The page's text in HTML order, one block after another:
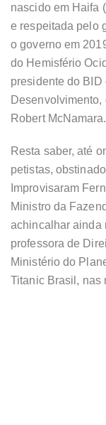
nascido em Haifa
e respeitada pelo
o governo em
do Hemisfério
presidente do BID
Robert McNamara.
Resta saber, até
petistas,
Improvisaram
Ministro da
achincalhar ainda
professora de
Ministério do
Titanic Brasil, nas